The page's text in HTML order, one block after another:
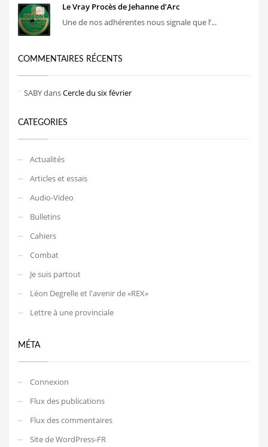
Le Vray Procès de Jehanne d’Arc
Une de nos adhérentes nous signale que l’...
COMMENTAIRES RÉCENTS
SABYdansCercle du six février
CATEGORIES
Actualités
Articles et essais
Audio-Video
Bulletins
Cahiers
Combat
Je suis partout
Léon Degrelle et l'avenir de «REX»
Lettre à une provinciale
MÉTA
Connexion
Flux des publications
Flux des commentaires
Site de WordPress-FR